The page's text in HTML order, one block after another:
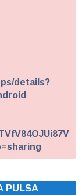
details?
PULSA